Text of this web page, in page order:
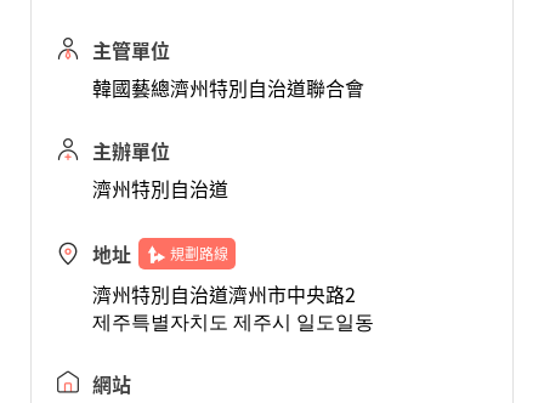
主管單位
韓國藝總濟州特別自治道聯合會
主辦單位
濟州特別自治道
地址 規劃路線
濟州特別自治道濟州市中央路2
제주특별자치도 제주시 일도일동
網站